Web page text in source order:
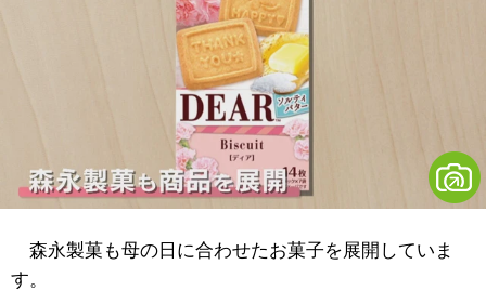
森永製菓も母の日に合わせたお菓子を展開していま
す。